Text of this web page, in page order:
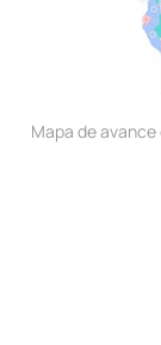
Mapa de